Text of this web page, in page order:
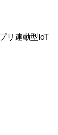
リ連動型IoT